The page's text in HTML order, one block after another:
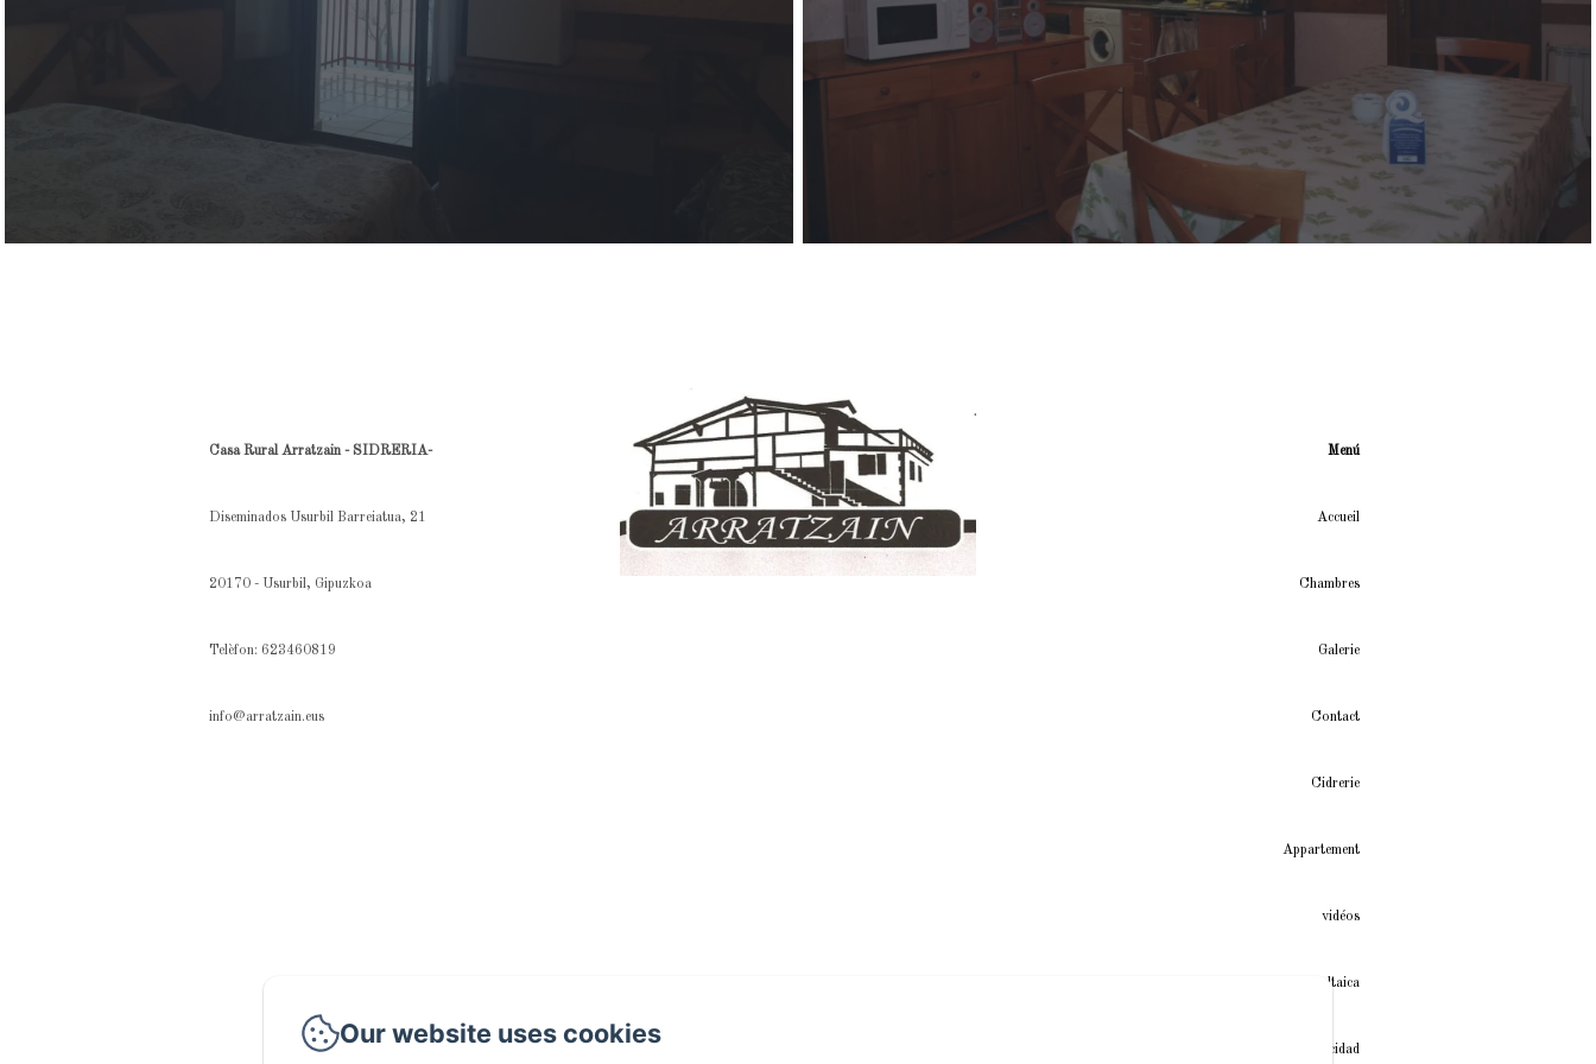
Casa Rural Arratzain - SIDRERIA-
Diseminados Usurbil Barreiatua, 21
20170 - Usurbil, Gipuzkoa
Telèfon: 623460819
info@arratzain.eus
Menú
Accueil
Chambres
Galerie
Contact
Cidrerie
Appartement
vidéos
Instalación fotovoltaica
Política de privacidad
Our website uses cookies